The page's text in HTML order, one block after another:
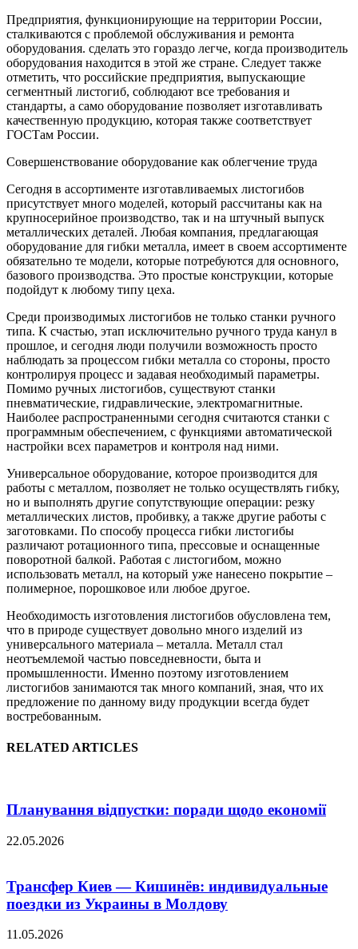
Предприятия, функционирующие на территории России,
сталкиваются с проблемой обслуживания и ремонта
оборудования. сделать это гораздо легче, когда производитель
оборудования находится в этой же стране. Следует также
отметить, что российские предприятия, выпускающие
сегментный листогиб, соблюдают все требования и
стандарты, а само оборудование позволяет изготавливать
качественную продукцию, которая также соответствует
ГОСТам России.
Совершенствование оборудование как облегчение труда
Сегодня в ассортименте изготавливаемых листогибов
присутствует много моделей, который рассчитаны как на
крупносерийное производство, так и на штучный выпуск
металлических деталей. Любая компания, предлагающая
оборудование для гибки металла, имеет в своем ассортименте
обязательно те модели, которые потребуются для основного,
базового производства. Это простые конструкции, которые
подойдут к любому типу цеха.
Среди производимых листогибов не только станки ручного
типа. К счастью, этап исключительно ручного труда канул в
прошлое, и сегодня люди получили возможность просто
наблюдать за процессом гибки металла со стороны, просто
контролируя процесс и задавая необходимый параметры.
Помимо ручных листогибов, существуют станки
пневматические, гидравлические, электромагнитные.
Наиболее распространенными сегодня считаются станки с
программным обеспечением, с функциями автоматической
настройки всех параметров и контроля над ними.
Универсальное оборудование, которое производится для
работы с металлом, позволяет не только осуществлять гибку,
но и выполнять другие сопутствующие операции: резку
металлических листов, пробивку, а также другие работы с
заготовками. По способу процесса гибки листогибы
различают ротационного типа, прессовые и оснащенные
поворотной балкой. Работая с листогибом, можно
использовать металл, на который уже нанесено покрытие –
полимерное, порошковое или любое другое.
Необходимость изготовления листогибов обусловлена тем,
что в природе существует довольно много изделий из
универсального материала – металла. Металл стал
неотъемлемой частью повседневности, быта и
промышленности. Именно поэтому изготовлением
листогибов занимаются так много компаний, зная, что их
предложение по данному виду продукции всегда будет
востребованным.
RELATED ARTICLES
Планування відпустки: поради щодо економії
22.05.2026
Трансфер Киев — Кишинёв: индивидуальные
поездки из Украины в Молдову
11.05.2026